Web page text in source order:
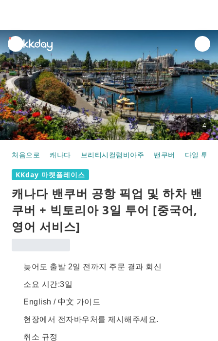
unread
notifications
4
처음으로 캐나다 브리티시컬럼비아주 밴쿠버 다일 투어
KKday 마켓플레이스
캐나다 밴쿠버 공항 픽업 및 하차 밴
쿠버 + 빅토리아 3일 투어 [중국어,
영어 서비스]
늦어도 출발 2일 전까지 주문 결과 회신
소요 시간:3일
English / 中文 가이드
현장에서 전자바우처를 제시해주세요.
취소 규정